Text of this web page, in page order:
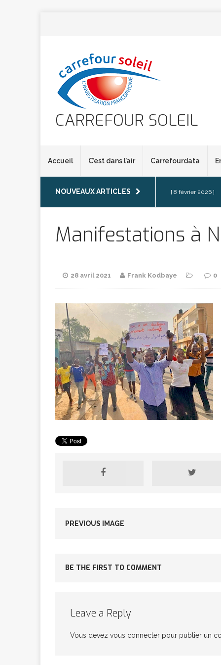
CARREFOUR SOLEIL
Accueil C’est dans l’air Carrefourdata
NOUVEAUX ARTICLES [ 8 février 2026 ]
[ 7 février 2026 ]
[ 6 février 2026 ]
l’AVC chez
[ 5 février 2026 ]
[ 2 février 2026 ]
Manifestations à
28 avril 2021 Frank Kodbaye 0
PREVIOUS IMAGE
BE THE FIRST TO COMMENT
Leave a Reply
Vous devez vous connecter pour publier un